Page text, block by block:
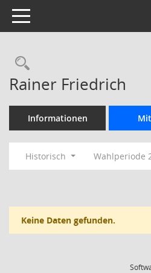
Toggle navigation
Rechercheauswahl
Rainer Friedrich
Informationen
Historisch Wahlperiode
Keine Daten gefunden.